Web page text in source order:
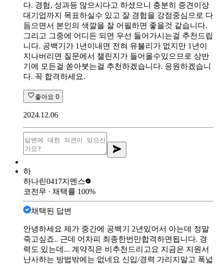
다. 경험, 성과등 많으시다고 하셨으니 충분히 중견이상
대기업까지 목표하실수 있고 잘 경험을 강점중심으로 다
듬으면서 본인의 색깔을 잘 어필하면 좋을것 같습니다.
그리고 그중에 어디든 되면 우선 들어가시는걸 추천드립
니다. 공백기가 1년이내면 전혀 유불리가 없지만 1년이
지나버리면 질문에서 챌린지가 들어올수있으므로 상반
기에 모든걸 쏟아붓는걸 추천하겠습니다. 응원하겠습니
다. 꼭 합격하세요.
좋아요 0
2024.12.06
하
하나린0417지멘스
코전무 ∙ 채택률 100%
채택된 답변
안녕하세요 제가 중간에 공백기 2년있어서 아는데 정말
죽고싶죠.. 근데 어차피 최종한번만합격하면됩니다. 경
력도 있는데... 계약직은 비추천드리고요 지금은 지원서
난사하는 방법밖에는 없네요 신입/경력 가리지말고 폭넓